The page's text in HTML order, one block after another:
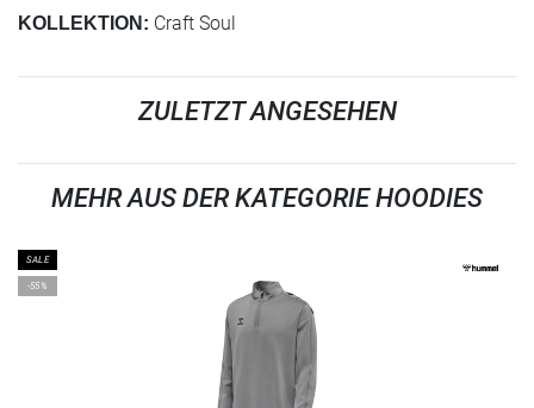
KOLLEKTION: Craft Soul
ZULETZT ANGESEHEN
MEHR AUS DER KATEGORIE HOODIES
SALE
-55%